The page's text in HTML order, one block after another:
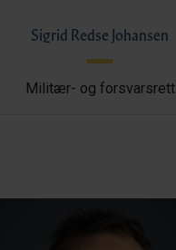
Sigrid Redse Johansen
Militær- og forsvarsrett